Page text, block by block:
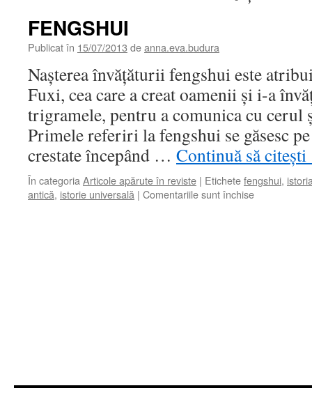
FENGSHUI
Publicat în 15/07/2013 deanna.eva.budura
Naşterea învăţăturii fengshui este
Fuxi, cea care a creat oamenii şi i-a
trigramele, pentru a comunica cu
Primele referiri la fengshui se găsesc
crestate începând … Continuă să citești
În categoria Articole apărute în reviste | Etichetefengshui,
antică, istorie universală | Comentariile sunt închise